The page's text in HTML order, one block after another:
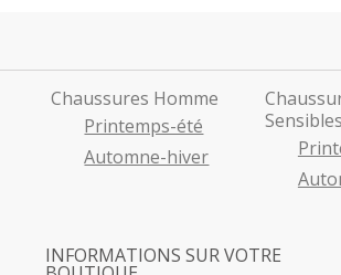
Chaussures Homme
Printemps-été
Automne-hiver
Sensibles
INFORMATIONS SUR VOTRE